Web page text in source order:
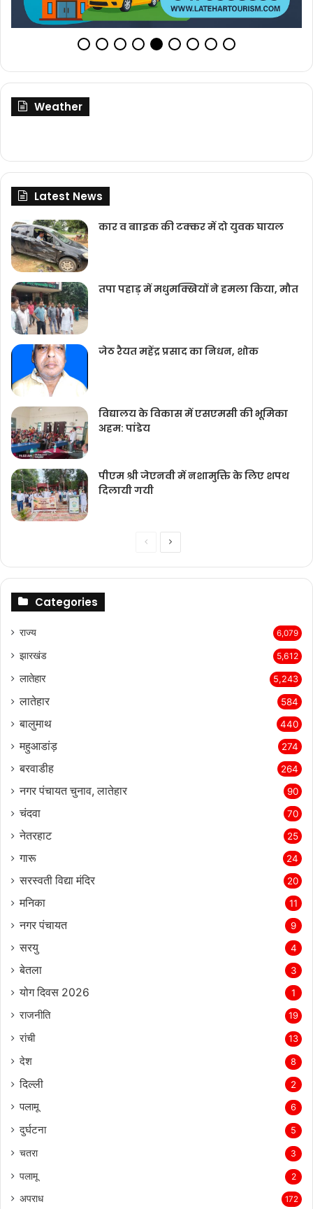
Weather
Latest News
कार व बााइक की टक्‍कर में दो युवक घायल
तपा पहाड़ में मधुमक्खियों ने हमला किया, मौत
जेठ रैयत महेंद्र प्रसाद का निधन, शोक
विद्यालय के विकास में एसएमसी की भूमिका
अहम: पांडेय
पीएम श्री जेएनवी में नशामुक्ति के लिए शपथ
दिलायी गयी
PreviousNext
Categories
राज्‍य 6,079
झारखंड 5,612
लातेहार 5,243
लातेहार 584
बालुमाथ 440
महुआडांड़ 274
बरवाडीह 264
नगर पंचायत चुनाव, लातेहार 90
चंदवा 70
नेतरहाट 25
गारू 24
सरस्‍वती विद्या मंदिर 20
मनिका 11
नगर पंचायत 9
सरयु 4
बेतला 3
योग दिवस 2026 1
राजनीति 19
रांची 13
देश 8
दिल्‍ली 2
पलामू 6
दुर्घटना 5
चतरा 3
पलामू 2
अपराध 172